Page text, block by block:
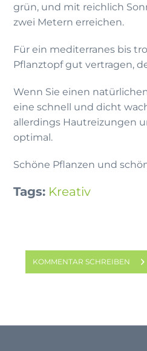
grün, und mit reichlich
zwei Metern erreichen.
Für ein mediterranes bis
Pflanztopf gut vertragen,
Wenn Sie einen
eine schnell und dicht
allerdings Hautreizungen
optimal.
Schöne Pflanzen und
Tags: Kreativ
KOMMENTAR SCHREIBEN